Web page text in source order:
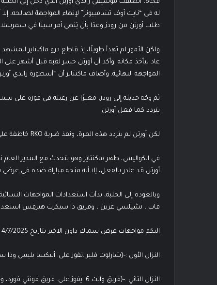
فجأة، انطلقت موسيقى راندي أورتن الذي دخل إلى الحلبة
له في “نايت أوف تشامبيونز” لإنهاء المواجهة لصالحه،
طلب أورتن من رودز وعدًا بأن يُنهي أمر سينا في
ولكن الأمور لم تهدأ طويلًا، إذ قاطع درو ماكنتاير
عاد ليأخذ مكانه. وأكد أن أورتن خسر لقبه قبل أشهر
المواجهة النهائية. وأضاف ماكنتاير أن “أسطورة راندي
ثم وجّه حديثه إلى رودز، معبرًا عن رغبته في فوزه على
يتردد كما فعل أورتن.
لكن أورتن لم يتردد هذه المرة، ونفذ ضربة RKO خاطفة على ماكنتاير، مما أشعل الأجواء.
في الكواليس، ظهر ماكنتاير وهو يتحدث مع المدير
أورتن قد غادر بالفعل، إلا أنه منحه مباراة ضده في عرض
وبالعودة إلى الحلبة، بدأت استعدادات المواجهات
فاب ، تشيلسي غرين ، وفريق ذا سيكرت هيرفِس
اليكم مواجهات عرض سماك داون الاخير بتاريخ 4/7/2025
النزال الأول :-{شارلوت فلير .تفوز على. أليكسا بليس
النزال الثاني :-{فريق وايت 6 .يفوز على. فريق مونتي فورد، وجوني جارجانو، وبيرتو، وكريس سابين}